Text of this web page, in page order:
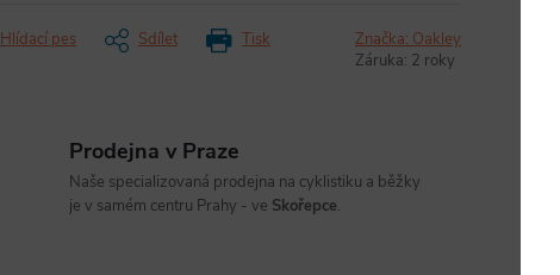
Tisk
Hlídací pes Sdílet Značka: Oakley
Záruka: 2 roky
Prodejna v Praze
Naše specializovaná prodejna na cyklistiku a běžky
je v samém centru Prahy - ve Skořepce.